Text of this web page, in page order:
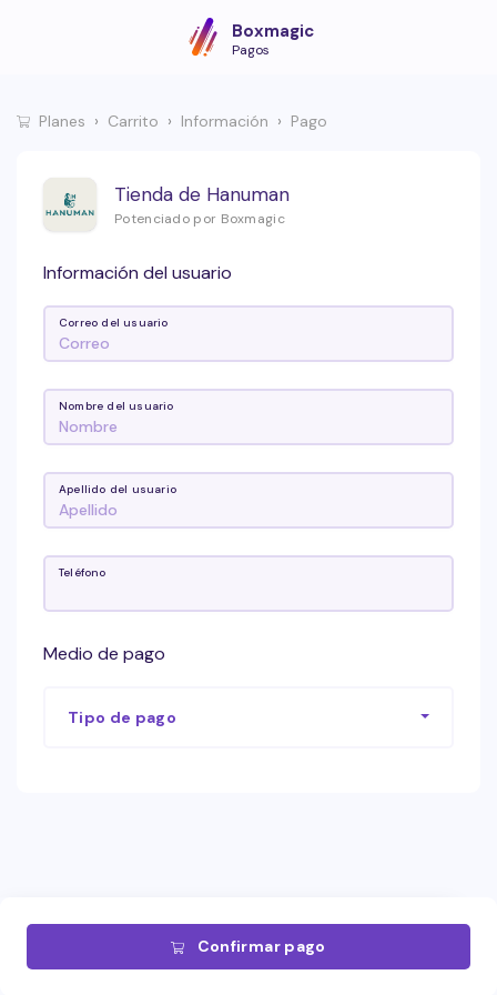
Boxmagic
Pagos
Planes Carrito Información Pago
Tienda de Hanuman
Potenciado por Boxmagic
Información del usuario
Correo del usuario
Nombre del usuario
Apellido del usuario
Teléfono
Medio de pago
Tipo de pago
Confirmar pago